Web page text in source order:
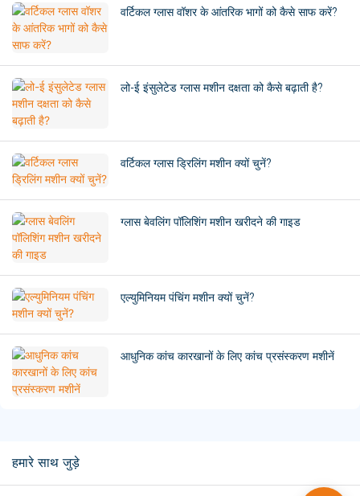
वर्टिकल ग्लास वॉशर के आंतरिक भागों को कैसे साफ करें?
लो-ई इंसुलेटेड ग्लास मशीन दक्षता को कैसे बढ़ाती है?
वर्टिकल ग्लास ड्रिलिंग मशीन क्यों चुनें?
ग्लास बेवलिंग पॉलिशिंग मशीन खरीदने की गाइड
एल्युमिनियम पंचिंग मशीन क्यों चुनें?
आधुनिक कांच कारखानों के लिए कांच प्रसंस्करण मशीनें
हमारे साथ जुड़े